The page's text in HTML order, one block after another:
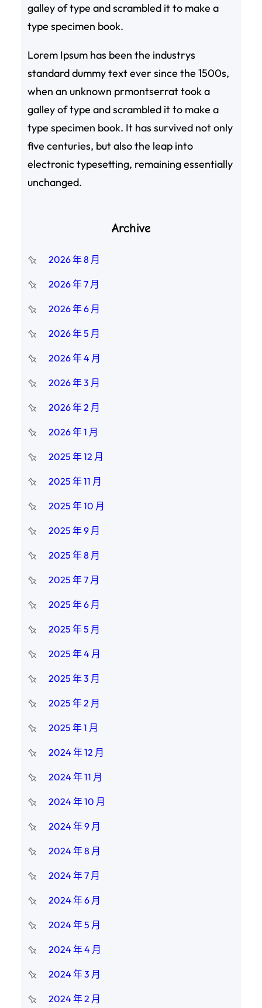
galley of type and scrambled it to make a
type specimen book.
Lorem Ipsum has been the industrys
standard dummy text ever since the 1500s,
when an unknown prmontserrat took a
galley of type and scrambled it to make a
type specimen book. It has survived not only
five centuries, but also the leap into
electronic typesetting, remaining essentially
unchanged.
Archive
2026 年 8 月
2026 年 7 月
2026 年 6 月
2026 年 5 月
2026 年 4 月
2026 年 3 月
2026 年 2 月
2026 年 1 月
2025 年 12 月
2025 年 11 月
2025 年 10 月
2025 年 9 月
2025 年 8 月
2025 年 7 月
2025 年 6 月
2025 年 5 月
2025 年 4 月
2025 年 3 月
2025 年 2 月
2025 年 1 月
2024 年 12 月
2024 年 11 月
2024 年 10 月
2024 年 9 月
2024 年 8 月
2024 年 7 月
2024 年 6 月
2024 年 5 月
2024 年 4 月
2024 年 3 月
2024 年 2 月